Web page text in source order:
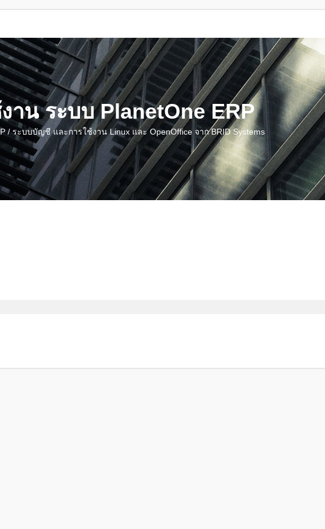
าน ระบบ PlanetOne ERP
/ ระบบบัญชี และการใช้งาน Linux และ OpenOffice จาก BRID Systems